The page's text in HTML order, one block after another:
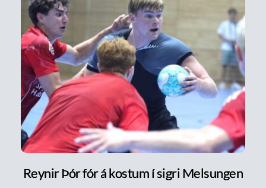
Reynir Þór fór á kostum í sigri Melsungen